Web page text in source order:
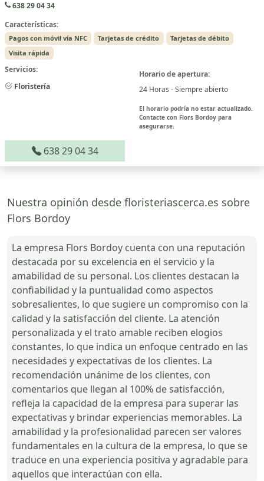
638 29 04 34
Características:
Pagos con móvil vía NFC Tarjetas de crédito
Tarjetas de débito
Visita rápida
Servicios:
Floristería
Horario de apertura:
24 Horas - Siempre abierto
El horario podría no estar actualizado.
Contacte con Flors Bordoy para
asegurarse.
638 29 04 34
Nuestra opinión desde floristeriascerca.es sobre
Flors Bordoy
La empresa Flors Bordoy cuenta con una reputación
destacada por su excelencia en el servicio y la
amabilidad de su personal. Los clientes destacan la
confiabilidad y la puntualidad como aspectos
sobresalientes, lo que sugiere un compromiso con la
calidad y la satisfacción del cliente. La atención
personalizada y el trato amable reciben elogios
constantes, lo que indica un enfoque centrado en las
necesidades y expectativas de los clientes. La
recomendación unánime de los clientes, con
comentarios que llegan al 100% de satisfacción,
refleja la capacidad de la empresa para superar las
expectativas y brindar experiencias memorables. La
amabilidad y la profesionalidad parecen ser valores
fundamentales en la cultura de la empresa, lo que se
traduce en una experiencia positiva y agradable para
aquellos que interactúan con ella.